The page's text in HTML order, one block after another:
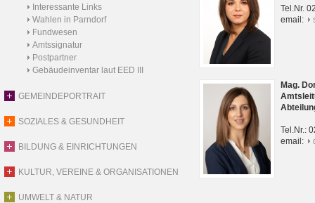
Interessante Links
Wahlen in Parndorf
Fundwesen
Amtssignatur
Postpartner
Gebäudeinventar laut EED III
GEMEINDEPORTRAIT
SOZIALES & GESUNDHEIT
BILDUNG & EINRICHTUNGEN
KULTUR, VEREINE & ORGANISATIONEN
UMWELT & NATUR
Tel.Nr.
email:
Mag.
Tel.Nr.:
email: